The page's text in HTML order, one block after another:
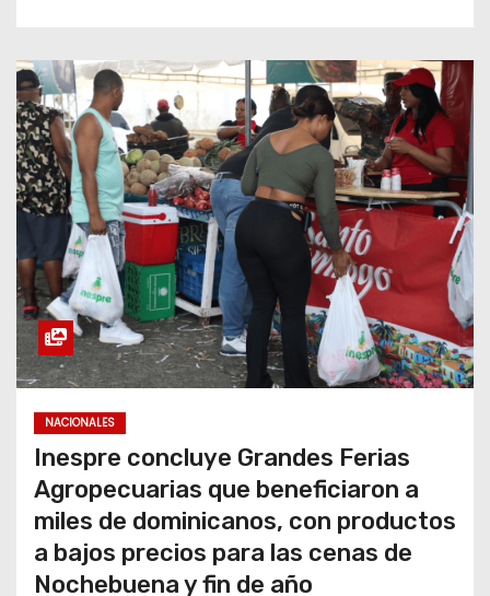
NACIONALES
Inespre concluye Grandes Ferias
Agropecuarias que beneficiaron a
miles de dominicanos, con productos
a bajos precios para las cenas de
Nochebuena y fin de año